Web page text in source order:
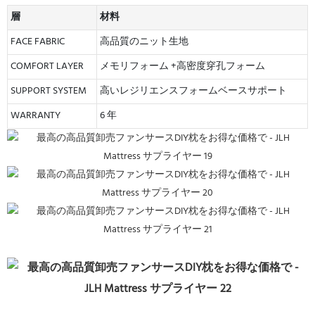
層
材料
FACE FABRIC
高品質のニット生地
COMFORT LAYER
メモリフォーム +高密度穿孔フォーム
SUPPORT SYSTEM
高いレジリエンスフォームベースサポート
WARRANTY
6 年